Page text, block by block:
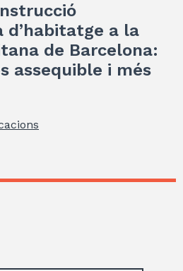
a la
de Barcelona:
assequible i més